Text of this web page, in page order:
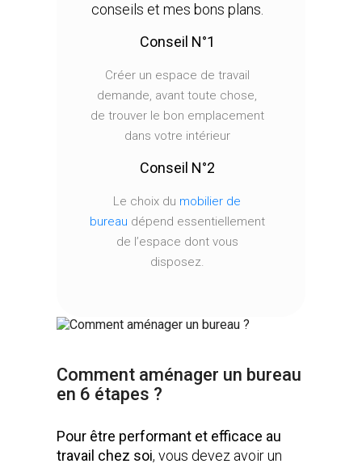
Comment aménager un bureau
en 6 étapes ?
Pour être performant et efficace au
travail chez soi, vous devez avoir un
conseils et mes bons plans.
Conseil N°1
Créer un espace de travail
demande, avant toute chose,
de trouver le bon emplacement
dans votre intérieur
Conseil N°2
Le choix du mobilier de
bureau dépend essentiellement
de l’espace dont vous
disposez.